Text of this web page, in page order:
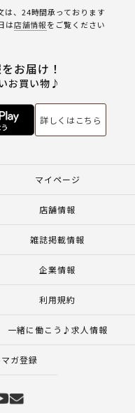
、24時間承っております
は店舗情報をご覧ください
お届け！
お買い物♪
詳しくはこちら
マイページ
店舗情報
雑誌掲載情報
企業情報
利用規約
一緒に働こう♪求人情報
ガ登録